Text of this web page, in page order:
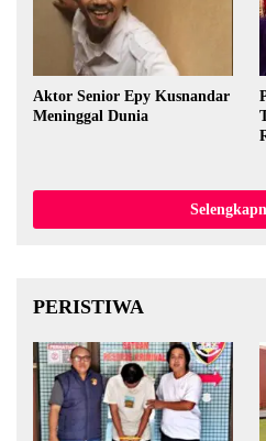
Aktor Senior Epy Kusnandar
Meninggal Dunia
PERISTIWA